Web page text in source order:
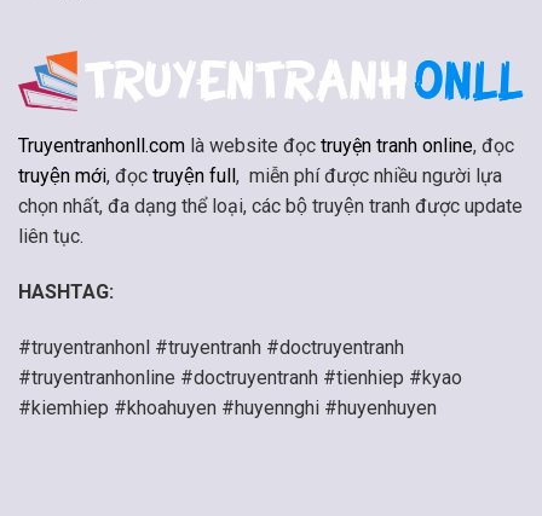
Truyentranhonll.com là website đọc truyện tranh online, đọc
truyện mới, đọc truyện full , miễn phí được nhiều người lựa
chọn nhất, đa dạng thể loại, các bộ truyện tranh được update
liên tục.
HASHTAG:
#truyentranhonl #truyentranh #doctruyentranh
#truyentranhonline #doctruyentranh #tienhiep #kyao
#kiemhiep #khoahuyen #huyennghi #huyenhuyen